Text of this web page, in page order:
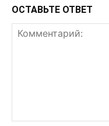
ОСТАВЬТЕ ОТВЕТ